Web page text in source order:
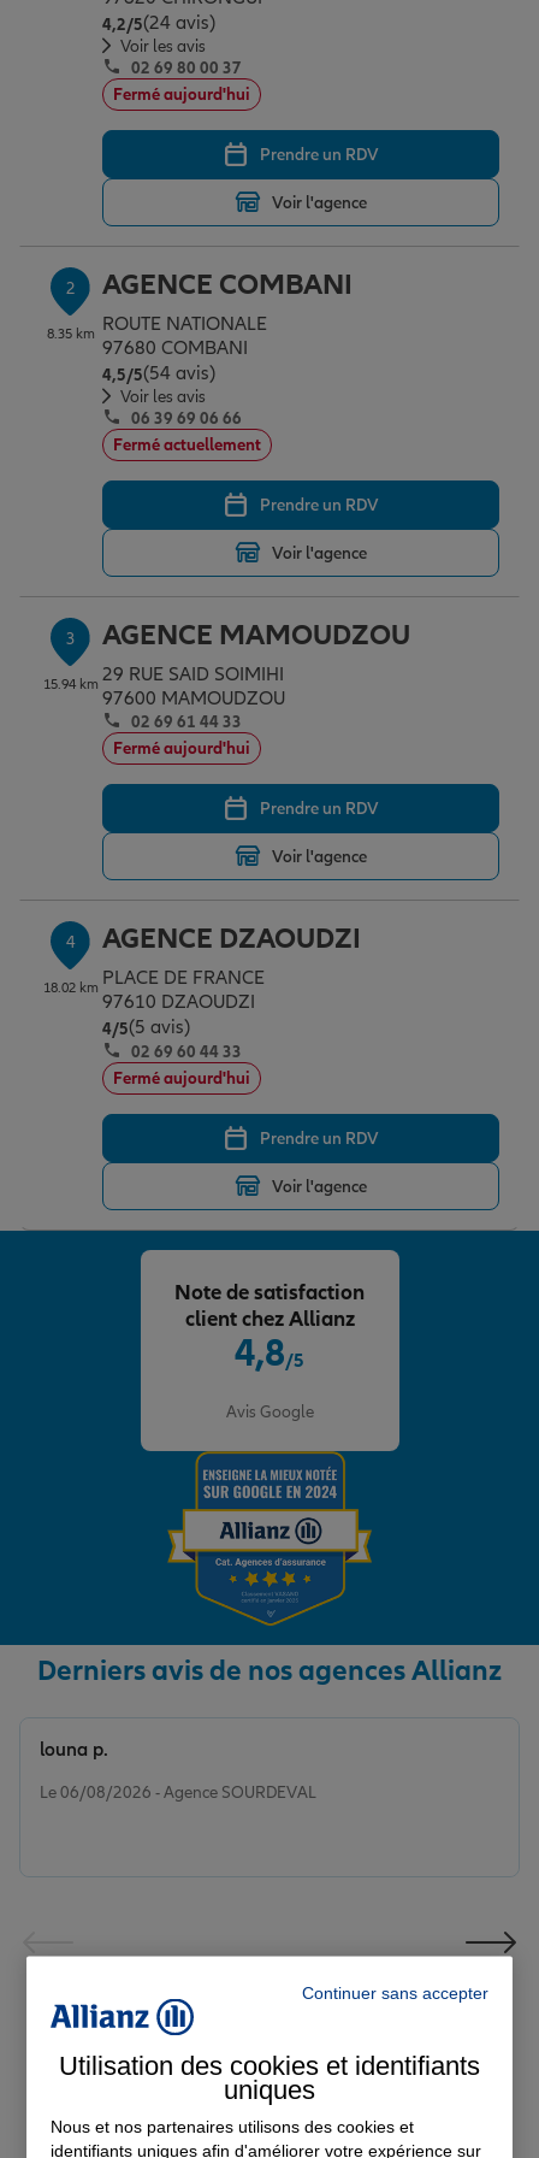
Assurance emprunteur
Prévoyance et dépendance
Assurance animal de compagnie
Protection de la famille
Protection juridique
Épargne & retraite
Plan épargne retraite
Assurance vie
Placements financiers
Investissements immobiliers
Transmission
Vos projets
Partir en vacances
Déménager
Changer de voiture
Départ à la retraite
Préparer l’avenir
Conseil assurance
Outre-mer
Assurance auto
Assurance habitation
Le Pack Famille
Garantie des accidents de la vie
Assurance scolaire
Protection juridique
Retraite
Tous nos devis d'assurance
Professionnels
Allianz en France
4,2/5Note de 4.2 sur 5
(24 avis)
Voir les avis
02 69 80 00 37
Fermé aujourd'hui
Prendre un RDV
Voir l'agence
2
8.35 km
AGENCE COMBANI
ROUTE NATIONALE
97680 COMBANI
4,5/5Note de 4.5 sur 5
(54 avis)
Voir les avis
06 39 69 06 66
Fermé actuellement
Prendre un RDV
Voir l'agence
3
15.94 km
AGENCE MAMOUDZOU
29 RUE SAID SOIMIHI
97600 MAMOUDZOU
02 69 61 44 33
Fermé aujourd'hui
Prendre un RDV
Voir l'agence
4
18.02 km
AGENCE DZAOUDZI
PLACE DE FRANCE
97610 DZAOUDZI
4/5Note de 4 sur 5
(5 avis)
02 69 60 44 33
Fermé aujourd'hui
Prendre un RDV
Voir l'agence
4,8/5
Avis Google
Note de satisfaction
client chez Allianz
Derniers avis de nos agences Allianz
Le 06/08/2026 - Agence SOURDEVAL
louna p.
Découvrez nos
Continuer sans accepter
Utilisation des cookies et identifiants
uniques
Nous et nos partenaires utilisons des cookies et
identifiants uniques afin d'améliorer votre expérience sur